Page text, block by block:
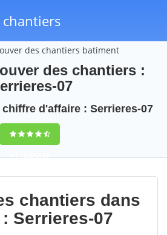
des chantiers batiment
des chantiers :
07
d'affaire : Serrieres-07
9,5(100%)42
votes
chantiers dans
Serrieres-07